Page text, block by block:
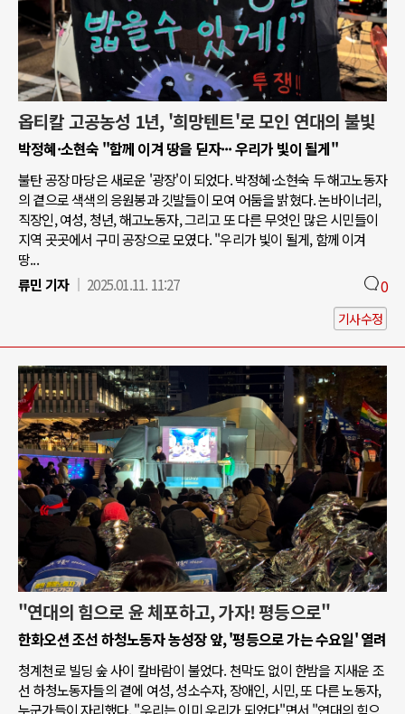
옵티칼 고공농성 1년, '희망텐트'로 모인 연대의 불빛
박정혜·소현숙 "함께 이겨 땅을 딛자··· 우리가 빛이 될게"
불탄 공장 마당은 새로운 '광장'이 되었다. 박정혜·소현숙 두 해고노동자
의 곁으로 색색의 응원봉과 깃발들이 모여 어둠을 밝혔다. 논바이너리,
직장인, 여성, 청년, 해고노동자, 그리고 또 다른 무엇인 많은 시민들이
지역 곳곳에서 구미 공장으로 모였다. "우리가 빛이 될게, 함께 이겨
땅...
류민 기자
2025.01.11. 11:27 0
기사수정
"연대의 힘으로 윤 체포하고, 가자! 평등으로"
한화오션 조선 하청노동자 농성장 앞, '평등으로 가는 수요일' 열려
청계천로 빌딩 숲 사이 칼바람이 불었다. 천막도 없이 한밤을 지새운 조
선 하청노동자들의 곁에 여성, 성소수자, 장애인, 시민, 또 다른 노동자,
누군가들이 자리했다. "우리는 이미 우리가 되었다"면서 "연대의 힘으